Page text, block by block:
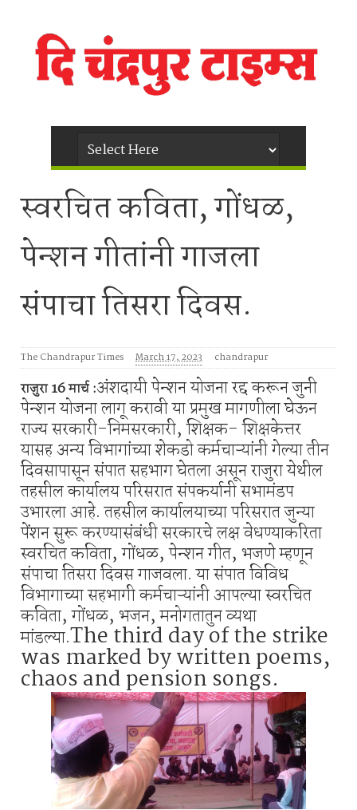
स्वरचित कविता, गोंधळ,
पेन्शन गीतांनी गाजला
संपाचा तिसरा दिवस.
The Chandrapur Times March 17, 2023 chandrapur
राजुरा 16 मार्च :अंशदायी पेन्शन योजना रद्द करून जुनी
पेन्शन योजना लागू करावी या प्रमुख मागणीला घेऊन
राज्य सरकारी-निमसरकारी, शिक्षक- शिक्षकेत्तर
यासह अन्य विभागांच्या शेकडो कर्मचाऱ्यांनी गेल्या तीन
दिवसापासून संपात सहभाग घेतला असून राजुरा येथील
तहसील कार्यालय परिसरात संपकर्यानी सभामंडप
उभारला आहे. तहसील कार्यालयाच्या परिसरात जुन्या
पेंशन सुरू करण्यासंबंधी सरकारचे लक्ष वेधण्याकरिता
स्वरचित कविता, गोंधळ, पेन्शन गीत, भजणे म्हणून
संपाचा तिसरा दिवस गाजवला. या संपात विविध
विभागाच्या सहभागी कर्मचाऱ्यांनी आपल्या स्वरचित
कविता, गोंधळ, भजन, मनोगतातुन व्यथा
मांडल्या.The third day of the strike
was marked by written poems,
chaos and pension songs.